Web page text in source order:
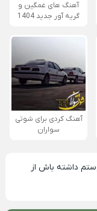
آهنگ های غمگین و
گریه آور جدید 1404
آهنگ کردی برای شوتی
سواران
داشته باش از